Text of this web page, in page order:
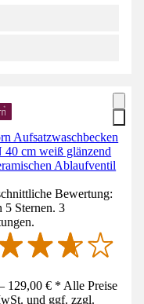
Aufsatzwaschbecken
cm weiß glänzend
Ablaufventil
Bewertung:
5 Sternen. 3
129,00 € * Alle Preise
und ggf. zzgl.